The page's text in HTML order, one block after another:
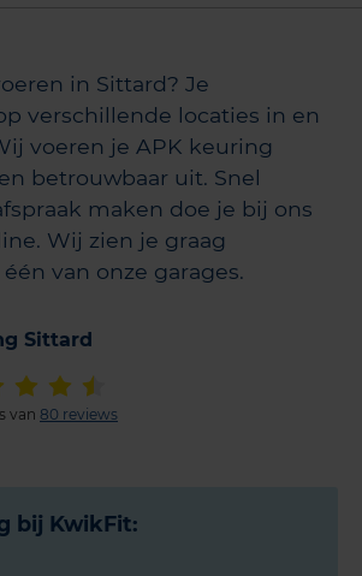
in Sittard? Je
verschillende locaties in en
voeren je APK keuring
betrouwbaar uit. Snel
maken doe je bij ons
Wij zien je graag
van onze garages.
Sittard
van 80 reviews
bij KwikFit: